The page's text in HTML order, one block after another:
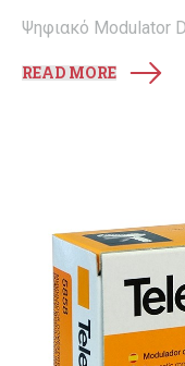
Ψηφιακό Modulator
READ MORE